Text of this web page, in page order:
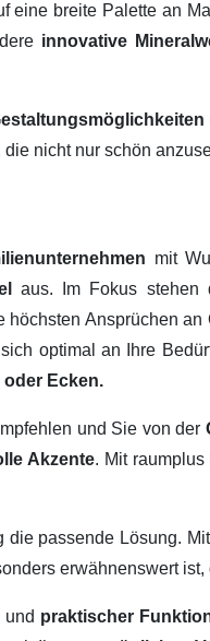
eine breite Palette an
innovative
nicht nur schön
mit
aus. Im Fokus stehen
höchsten Ansprüchen
optimal an Ihre
Ecken.
und Sie von der
Akzente. Mit
die passende Lösung.
erwähnenswert
und praktischer